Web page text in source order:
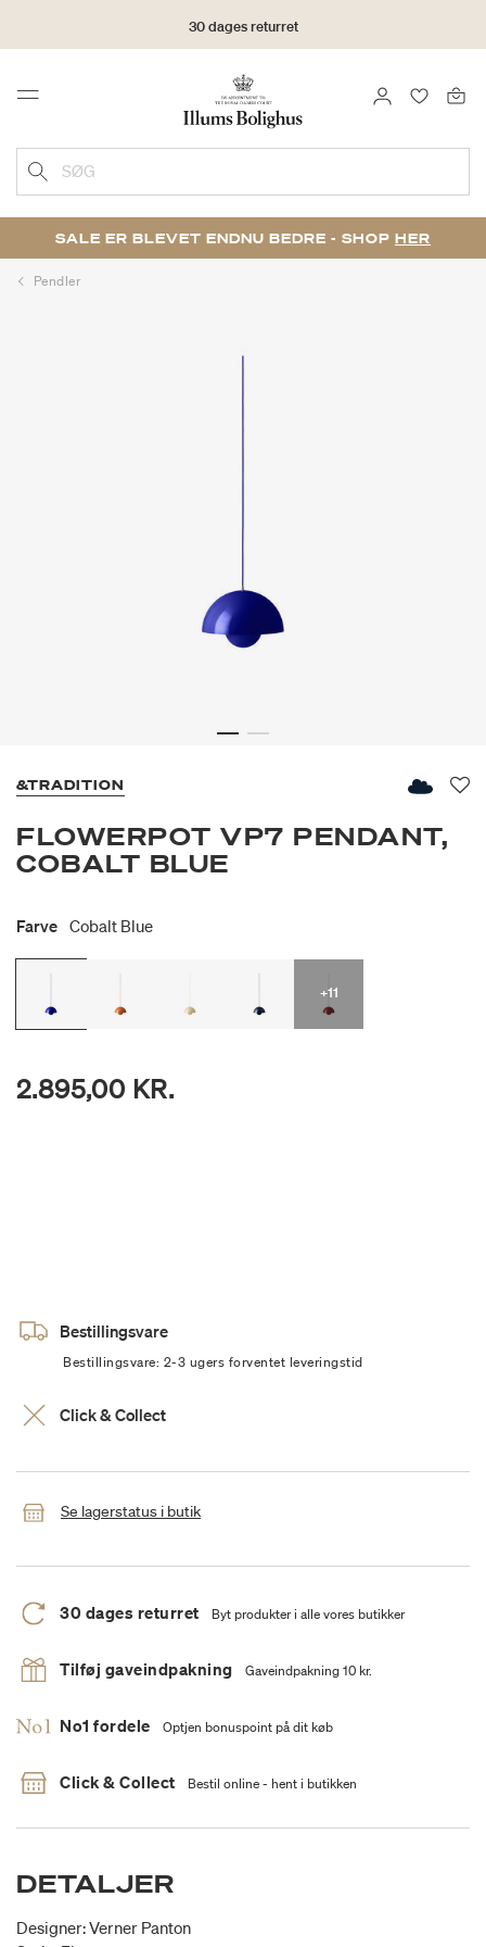
30 dages returret
Menu LOG IND
SØG
SALE ER BLEVET ENDNU BEDRE - SHOP HER
Pendler
&TRADITION
FLOWERPOT VP7 PENDANT,
COBALT BLUE
Farve Cobalt Blue
+11
2.895,00 KR.
Bestillingsvare
Bestillingsvare: 2-3 ugers forventet leveringstid
Click & Collect
Se lagerstatus i butik
30 dages returret Byt produkter i alle vores butikker
Tilføj gaveindpakning Gaveindpakning 10 kr.
No1 fordele Optjen bonuspoint på dit køb
Click & Collect Bestil online - hent i butikken
DETALJER
Designer: Verner Panton